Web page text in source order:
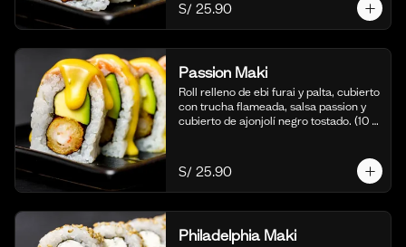
S/ 25.90
Passion Maki
Roll relleno de ebi furai y palta, cubierto
con trucha flameada, salsa passion y
cubierto de ajonjolí negro tostado. (10
S/ 25.90
Philadelphia Maki